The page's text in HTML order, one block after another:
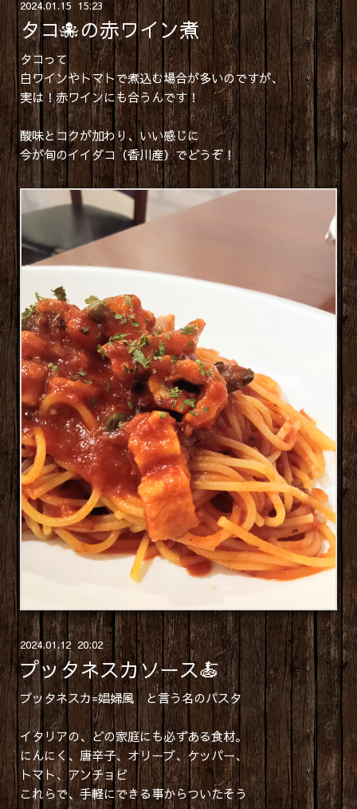
2024.01.15 15:23
タコ🐙の赤ワイン煮
タコって
白ワインやトマトで煮込む場合が多いのですが、
実は！赤ワインにも合うんです！
酸味とコクが加わり、いい感じに
今が旬のイイダコ（香川産）でどうぞ！
2024.01.12 20:02
プッタネスカソース🍝
プッタネスカ=娼婦風 と言う名のパスタ
イタリアの、どの家庭にも必ずある食材。
にんにく、唐辛子、オリーブ、ケッパー、
トマト、アンチョビ
これらで、手軽にできる事からついたそう